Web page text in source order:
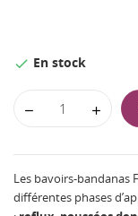
 En stock
Les bavoirs-bandanas
différentes phases